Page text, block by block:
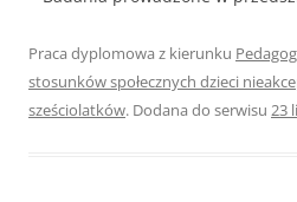
Praca dyplomowa z kierunku
stosunków społecznych dzieci
sześciolatków. Dodana do serwisu 23